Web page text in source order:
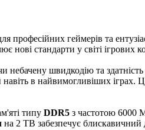
професійних геймерів та
стандарти у світі ігрових
небачену швидкодію та
в найвимогливіших іграх.
типу DDR5 з частотою 6000
на 2 TB забезпечує